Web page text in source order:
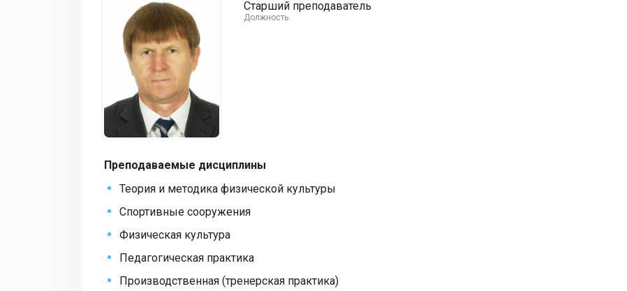
Старший преподаватель
Должность
Преподаваемые дисциплины
Теория и методика физической культуры
Спортивные сооружения
Физическая культура
Педагогическая практика
Производственная (тренерская практика)